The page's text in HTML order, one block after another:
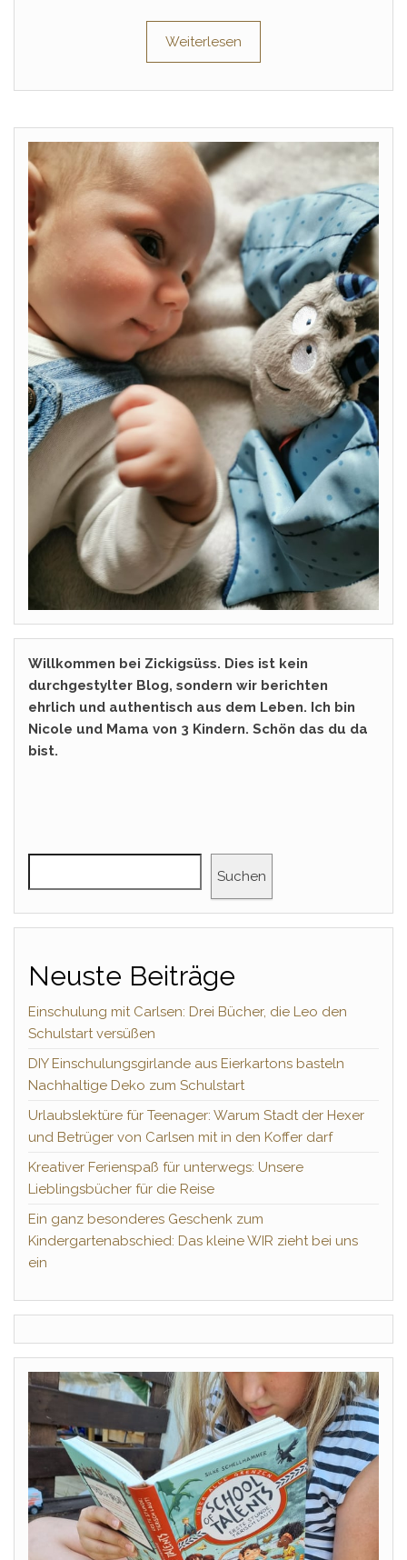
Weiterlesen
Willkommen bei Zickigsüss. Dies ist kein
durchgestylter Blog, sondern wir berichten
ehrlich und authentisch aus dem Leben. Ich bin
Nicole und Mama von 3 Kindern. Schön das du da
bist.
Suchen
Neuste Beiträge
Einschulung mit Carlsen: Drei Bücher, die Leo den
Schulstart versüßen
DIY Einschulungsgirlande aus Eierkartons basteln
Nachhaltige Deko zum Schulstart
Urlaubslektüre für Teenager: Warum Stadt der Hexer
und Betrüger von Carlsen mit in den Koffer darf
Kreativer Ferienspaß für unterwegs: Unsere
Lieblingsbücher für die Reise
Ein ganz besonderes Geschenk zum
Kindergartenabschied: Das kleine WIR zieht bei uns
ein